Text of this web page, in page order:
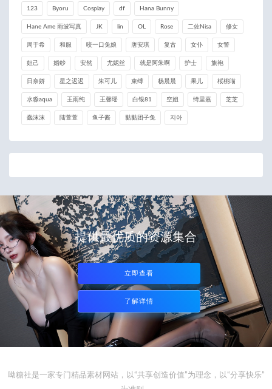
123 Byoru Cosplay df Hana Bunny
Hane Ame 雨波写真 JK lin OL Rose 二佐Nisa 修女
周于希 和服 咬一口兔娘 唐安琪 复古 女仆 女警
妲己 婚纱 安然 尤妮丝 就是阿朱啊 护士 旗袍
日奈娇 星之迟迟 朱可儿 束缚 杨晨晨 果儿 桜桃喵
水淼aqua 王雨纯 王馨瑶 白银81 空姐 绮里嘉 芝芝
蠢沫沫 陆萱萱 鱼子酱 黏黏团子兔 지아
提供最优质的资源集合
立即查看
了解详情
呦糖社是一家专门精品素材网站，以“共享创造价值”为理念，以“分享快乐”